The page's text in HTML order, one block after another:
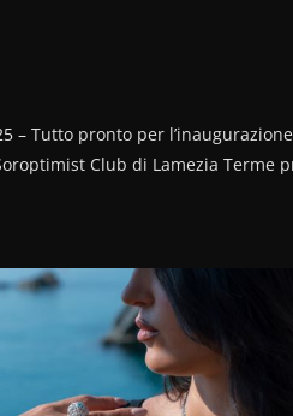
– Tutto pronto per
Club di Lamezia Terme